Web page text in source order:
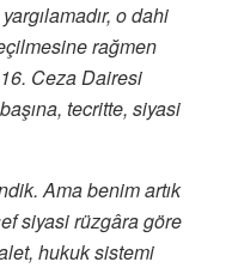
o dahi
rağmen
16. Ceza Dairesi
tecritte, siyasi
Ama benim artık
siyasi rüzgâra göre
hukuk sistemi